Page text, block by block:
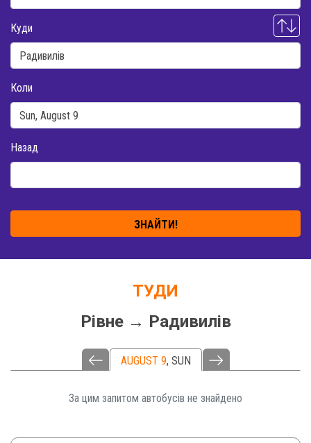
Куди
Коли
Назад
ЗНАЙТИ!
ТУДИ
Рівне → Радивилів
AUGUST 9, SUN
За цим запитом автобусів не знайдено️